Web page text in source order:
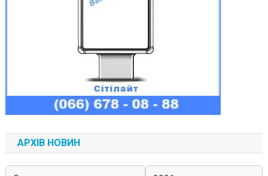
АРХІВ НОВИН